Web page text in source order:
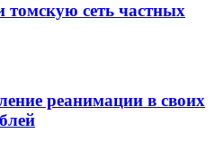
сеть частных
реанимации в своих